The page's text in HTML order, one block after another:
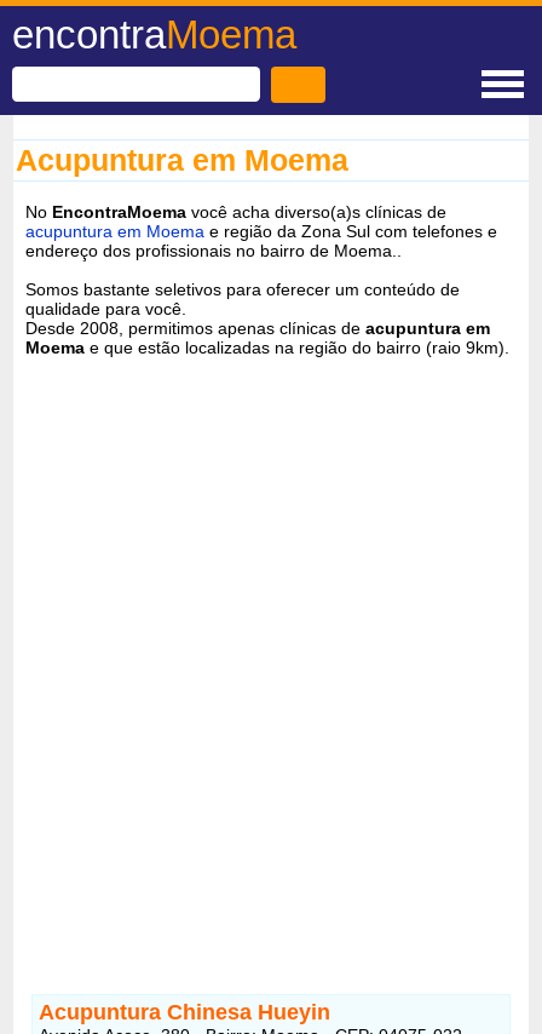
encontraMoema
Acupuntura em Moema
No EncontraMoema você acha diverso(a)s clínicas de
acupuntura em Moema e região da Zona Sul com telefones e
endereço dos profissionais no bairro de Moema..
Somos bastante seletivos para oferecer um conteúdo de
qualidade para você.
Desde 2008, permitimos apenas clínicas deacupuntura em
Moema e que estão localizadas na região do bairro (raio 9km).
Acupuntura Chinesa Hueyin